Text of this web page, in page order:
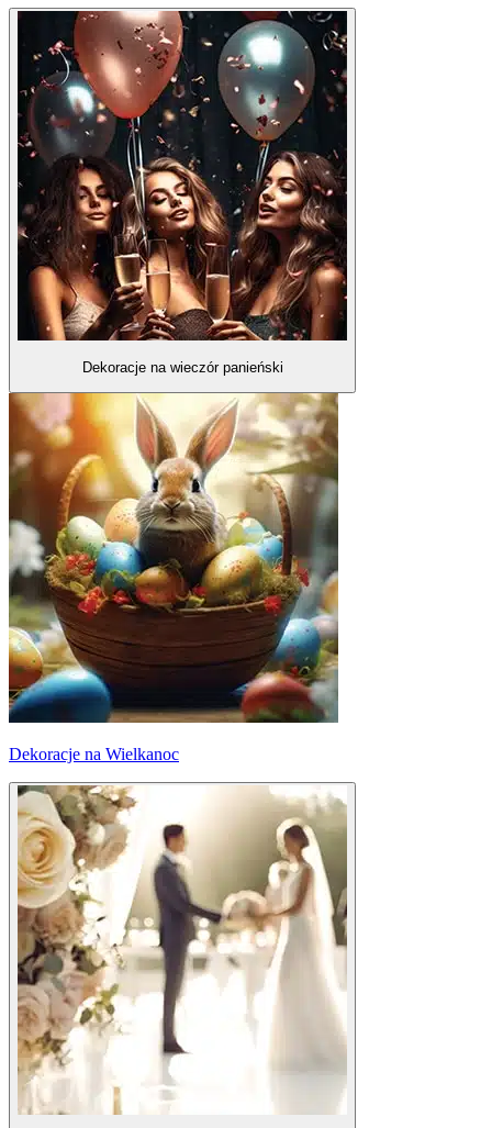
Dekoracje na wieczór panieński
Dekoracje na Wielkanoc